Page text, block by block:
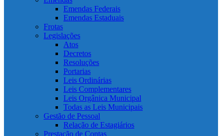
Emendas Federais
Emendas Estaduais
Frotas
Legislações
Atos
Decretos
Resoluções
Portarias
Leis Ordinárias
Leis Complementares
Leis Orgânica Municipal
Todas as Leis Municipais
Gestão de Pessoal
Relação de Estagiários
Prestação de Contas